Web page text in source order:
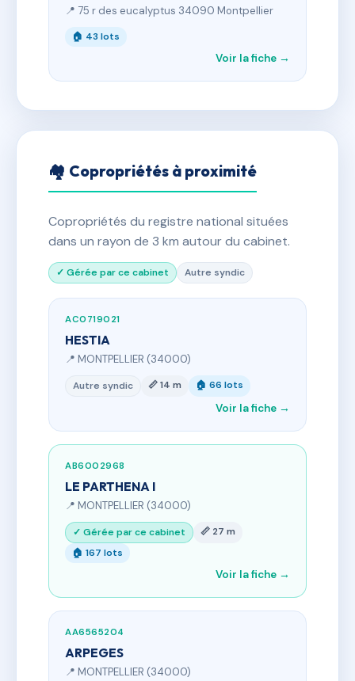
📍 75 r des eucalyptus 34090 Montpellier
🏠 43 lots
Voir la fiche →
🏘 Copropriétés à proximité
Copropriétés du registre national situées
dans un rayon de 3 km autour du cabinet.
✓ Gérée par ce cabinet Autre syndic
AC0719021
HESTIA
📍 MONTPELLIER (34000)
Autre syndic 📏 14 m 🏠 66 lots
Voir la fiche →
AB6002968
LE PARTHENA I
📍 MONTPELLIER (34000)
✓ Gérée par ce cabinet
📏 27 m
🏠 167 lots
Voir la fiche →
AA6565204
ARPEGES
📍 MONTPELLIER (34000)